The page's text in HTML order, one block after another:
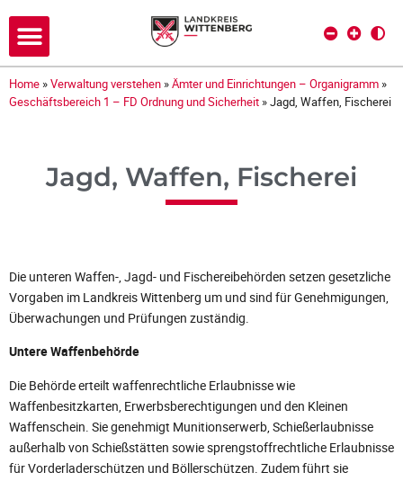
Home »Verwaltung verstehen »Ämter und Einrichtungen – Organigramm »
Geschäftsbereich 1 – FD Ordnung und Sicherheit »Jagd, Waffen, Fischerei
Jagd, Waffen, Fischerei
Die unteren Waffen-, Jagd- und Fischereibehörden setzen gesetzliche
Vorgaben im Landkreis Wittenberg um und sind für Genehmigungen,
Überwachungen und Prüfungen zuständig.
Untere Waffenbehörde
Die Behörde erteilt waffenrechtliche Erlaubnisse wie
Waffenbesitzkarten, Erwerbsberechtigungen und den Kleinen
Waffenschein. Sie genehmigt Munitionserwerb, Schießerlaubnisse
außerhalb von Schießstätten sowie sprengstoffrechtliche Erlaubnisse
für Vorderladerschützen und Böllerschützen. Zudem führt sie